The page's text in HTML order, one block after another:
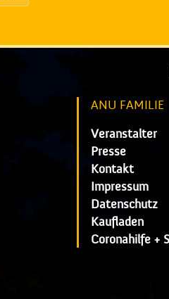
ANU FAMILIE
Veranstalter
Presse
Kontakt
Impressum
Datenschutz
Kaufladen
Coronahilfe +